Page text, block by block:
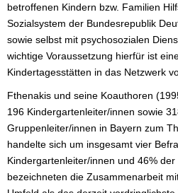
betroffenen Kindern bzw. Familien
Sozialsystem der Bundesrepublik
sowie selbst mit psychosozialen
wichtige Voraussetzung hierfür ist
Kindertagesstätten in das Netzwerk
Fthenakis und seine Koauthoren
196 Kindergartenleiter/innen sowie
Gruppenleiter/innen in Bayern zum
handelte sich um insgesamt vier
Kindergartenleiter/innen und 46%
bezeichneten die Zusammenarbeit